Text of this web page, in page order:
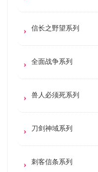
信长之野望系列
全面战争系列
兽人必须死系列
刀剑神域系列
刺客信条系列